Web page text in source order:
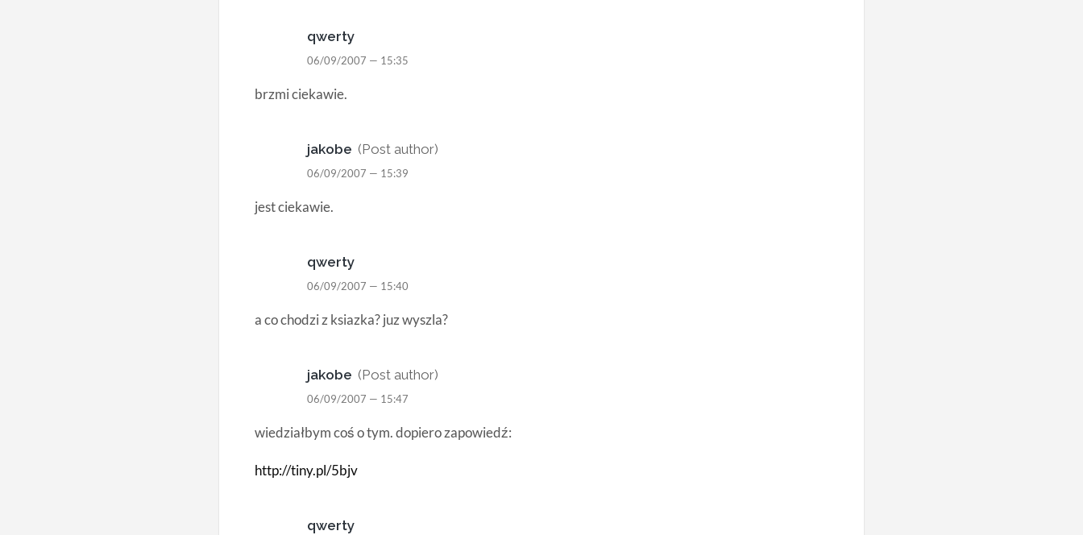
qwerty
06/09/2007 — 15:35
brzmi ciekawie.
jakobe (Post author)
06/09/2007 — 15:39
jest ciekawie.
qwerty
06/09/2007 — 15:40
a co chodzi z ksiazka? juz wyszla?
jakobe (Post author)
06/09/2007 — 15:47
wiedziałbym coś o tym. dopiero zapowiedź:
http://tiny.pl/5bjv
qwerty